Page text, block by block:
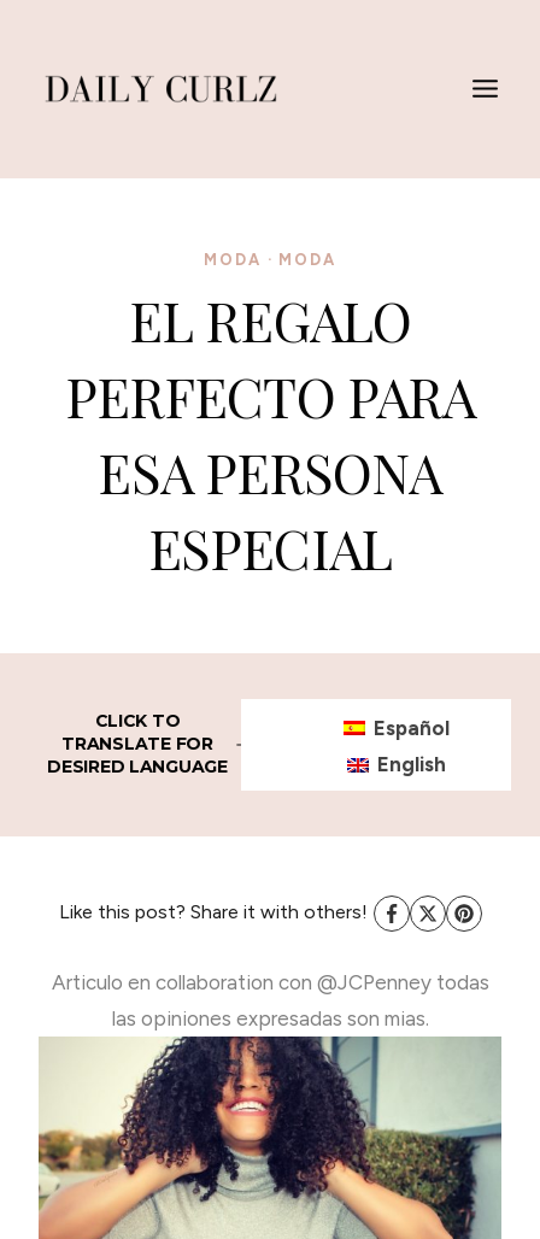
Contenido
MODA · MODA
EL REGALO
PERFECTO PARA
ESA PERSONA
ESPECIAL
CLICK TO
TRANSLATE FOR
DESIRED LANGUAGE
Español
English
Like this post? Share it with others!
Articulo en collaboration con @JCPenney todas
las opiniones expresadas son mias.